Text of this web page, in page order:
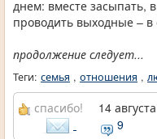
днем: вместе засыпать,
проводить выходные –
продолжение следует...
Теги: семья , отношения ,
спасибо! 14
9